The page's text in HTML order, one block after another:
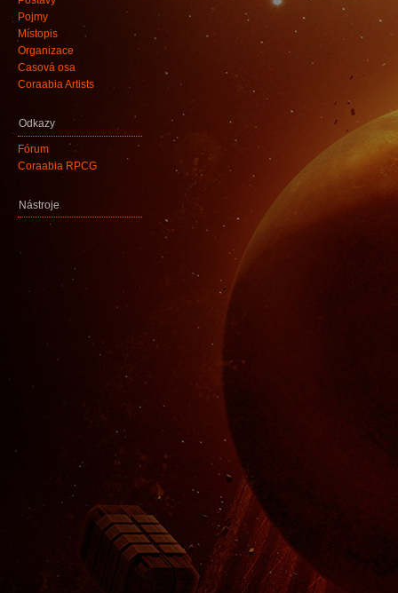
Pojmy
Místopis
Organizace
Časová osa
Coraabia Artists
Odkazy
Fórum
Coraabia RPCG
Nástroje